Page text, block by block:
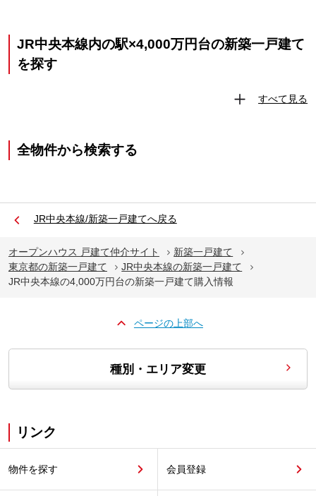
JR中央本線内の駅×4,000万円台の新築一戸建て
を探す
すべて見る
全物件から検索する
JR中央本線/新築一戸建てへ戻る
オープンハウス 戸建て仲介サイト
新築一戸建て
東京都の新築一戸建て
JR中央本線の新築一戸建て
JR中央本線の4,000万円台の新築一戸建て購入情報
ページの上部へ
種別・エリア変更
リンク
物件を探す 会員登録